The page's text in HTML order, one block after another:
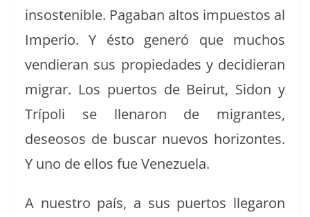
insostenible. Paga­ban altos impuestos al
Impe­rio. Y ésto gen­eró que muchos
vendier­an sus propiedades y deci­dier­an
migrar. Los puer­tos de Beirut, Sidon y
Trípoli se llenaron de migrantes,
deseosos de bus­car nuevos hor­i­zontes.
Y uno de ellos fue Venezuela.
A nue­stro país, a sus puer­tos lle­garon